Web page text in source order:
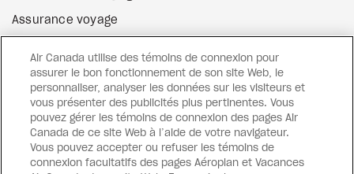
Assurance voyage
Surclassement de vol
Cartes-cadeaux Site Web externe
FacebookInstagram
Pinterest
Air Canada utilise des témoins de connexion pour
assurer le bon fonctionnement de son site Web, le
personnaliser, analyser les données sur les visiteurs et
vous présenter des publicités plus pertinentes. Vous
pouvez gérer les témoins de connexion des pages Air
Canada de ce site Web à l’aide de votre navigateur.
Vous pouvez accepter ou refuser les témoins de
connexion facultatifs des pages Aéroplan et Vacances